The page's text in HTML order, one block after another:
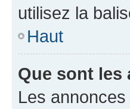
utilisez la
Haut
Que sont les
Les